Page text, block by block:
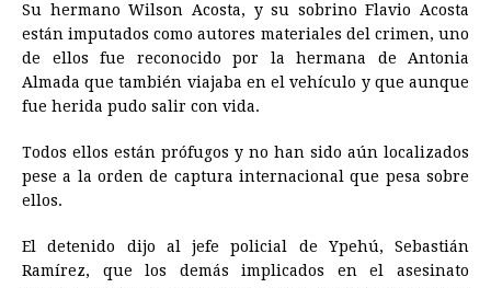
Su hermano Wilson Acosta, y su sobrino Flavio Acosta
están imputados como autores materiales del crimen, uno
de ellos fue reconocido por la hermana de Antonia
Almada que también viajaba en el vehículo y que aunque
fue herida pudo salir con vida.
Todos ellos están prófugos y no han sido aún localizados
pese a la orden de captura internacional que pesa sobre
ellos.
El detenido dijo al jefe policial de Ypehú, Sebastián
Ramírez, que los demás implicados en el asesinato